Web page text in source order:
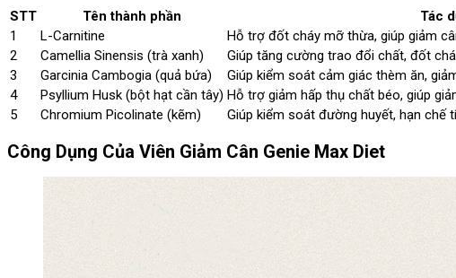
STT Tên thành phần
Tác
1
L-Carnitine
Hỗ trợ đốt cháy mỡ thừa, giúp giảm
2
Camellia Sinensis (trà xanh)
Giúp tăng cường trao đổi chất, đốt
3
Garcinia Cambogia (quả bứa)
Giúp kiểm soát cảm giác thèm ăn,
4
Psyllium Husk (bột hạt cần tây) Hỗ trợ giảm hấp thụ chất béo, giúp
5
Chromium Picolinate (kẽm) Giúp kiểm soát đường huyết, hạn chế
Công Dụng Của Viên Giảm Cân Genie Max Diet